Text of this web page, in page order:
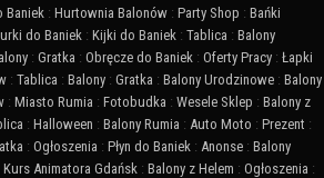
Baniek : Hurtownia Balonów : Party Shop : Bańki
do Baniek : Kijki do Baniek : Tablica : Balony
: Gratka : Obręcze do Baniek : Oferty Pracy : Łapki
: Tablica : Balony : Gratka : Balony Urodzinowe : Balony
: Miasto Rumia : Fotobudka : Wesele Sklep : Balony z
: Halloween : Balony Rumia : Auto Moto : Prezent :
: Ogłoszenia : Płyn do Baniek : Anonse : Balony
Kurs Animatora Gdańsk : Balony z Helem : Ogłoszenia :